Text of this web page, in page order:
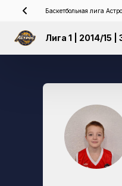
Баскетбольная лига
Лига 1 | 2014/15